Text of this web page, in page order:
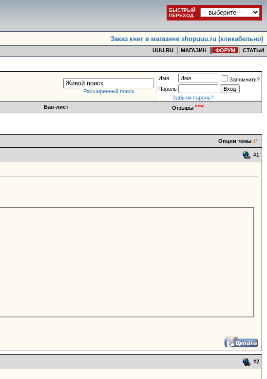
БЫСТРЫЙ
ПЕРЕХОД
Заказ книг в магазине shopuuu.ru (кликабельно)
UUU.RU МАГАЗИН ФОРУМ СТАТЬИ
Расширенный поиск
Имя
Запомнить?
Пароль
Забыли пароль?
Бан-лист Отзывы new
Опции темы
#1
#2